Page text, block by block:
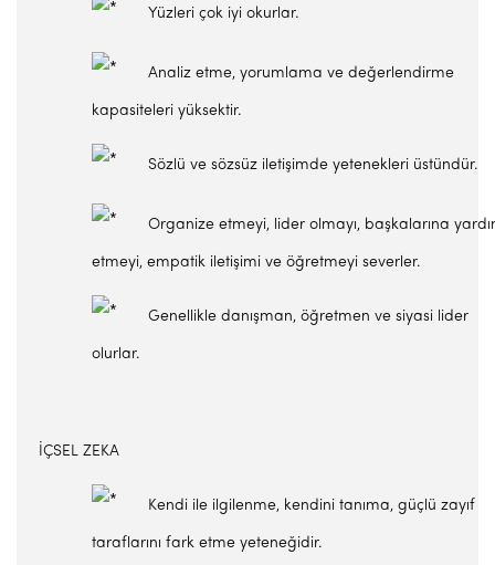
Yüzleri çok iyi okurlar.
Analiz etme, yorumlama ve değerlendirme
kapasiteleri yüksektir.
Sözlü ve sözsüz iletişimde yetenekleri üstündür.
Organize etmeyi, lider olmayı, başkalarına
etmeyi, empatik iletişimi ve öğretmeyi severler.
Genellikle danışman, öğretmen ve siyasi lider
olurlar.
İÇSEL ZEKA
Kendi ile ilgilenme, kendini tanıma, güçlü zayıf
taraflarını fark etme yeteneğidir.